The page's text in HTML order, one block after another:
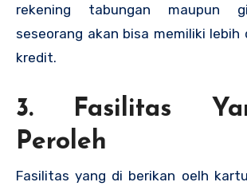
rekening tabungan maupun
seseorang akan bisa memiliki
kredit.
3. Fasilitas
Peroleh
Fasilitas yang di berikan oelh